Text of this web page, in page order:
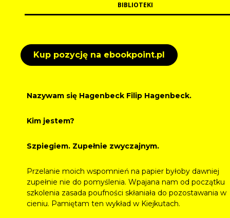
BIBLIOTEKI
Kup pozycję na ebookpoint.pl
Nazywam się Hagenbeck Filip Hagenbeck.
Kim jestem?
Szpiegiem. Zupełnie zwyczajnym.
Przelanie moich wspomnień na papier byłoby dawniej
zupełnie nie do pomyślenia. Wpajana nam od początku
szkolenia zasada poufności skłaniała do pozostawania w
cieniu. Pamiętam ten wykład w Kiejkutach.